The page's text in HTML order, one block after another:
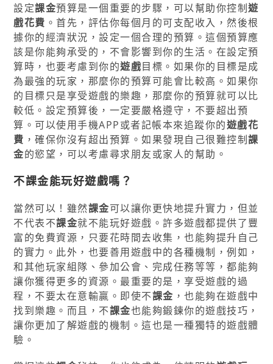
設定課金預算是一個重要的步驟，可以幫助你控制遊
戲花費 。首先，評估你每個月的可支配收入，然後根
據你的經濟狀況，設定一個合理的預算。這個預算應
該是你能夠承受的，不會影響到你的生活。在設定預
算時，也要考慮到你的遊戲目標。如果你的目標是成
為最強的玩家，那麼你的預算可能會比較高。如果你
的目標只是享受遊戲的樂趣，那麼你的預算就可以比
較低。設定預算後，一定要嚴格遵守，不要超出預
算。可以使用手機APP或者記帳本來追蹤你的遊戲花
費 ，確保你沒有超出預算。如果發現自己很難控制課
金的慾望，可以考慮尋求朋友或家人的幫助。
不課金能玩好遊戲嗎？
當然可以！雖然課金可以讓你更快地提升實力，但並
不代表不課金就不能玩好遊戲。許多遊戲都提供了豐
富的免費資源，只要花時間去收集，也能夠提升自己
的實力。此外，也要善用遊戲中的各種機制，例如，
和其他玩家組隊、參加公會、完成任務等等，都能夠
讓你獲得更多的資源。最重要的是，享受遊戲的過
程，不要太在意輸贏。即使不課金 ，也能夠在遊戲中
找到樂趣。而且，不課金也能夠鍛鍊你的遊戲技巧，
讓你更加了解遊戲的機制。這也是一種獨特的遊戲體
驗。